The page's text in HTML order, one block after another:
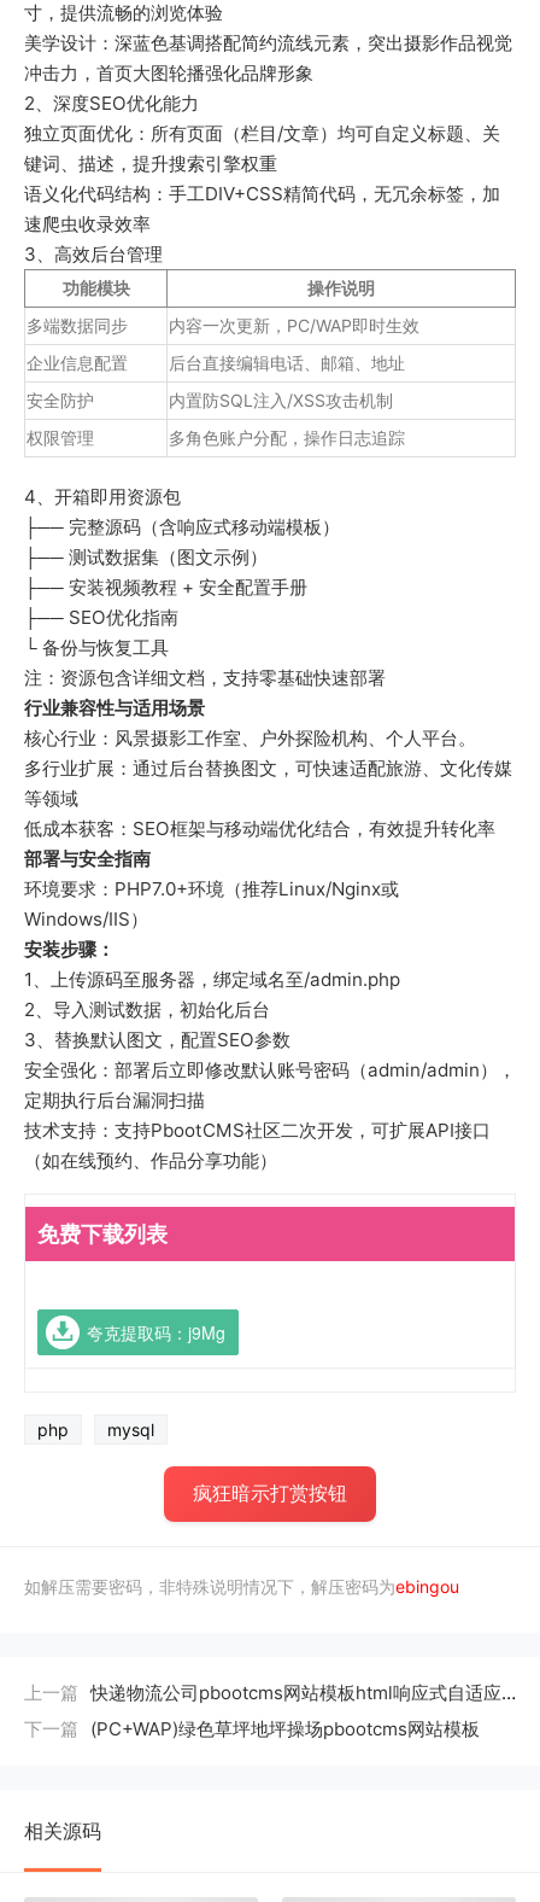
寸，提供流畅的浏览体验
美学设计：深蓝色基调搭配简约流线元素，突出摄影作品视觉
冲击力，首页大图轮播强化品牌形象
2、深度SEO优化能力
独立页面优化：所有页面（栏目/文章）均可自定义标题、关
键词、描述，提升搜索引擎权重
语义化代码结构：手工DIV+CSS精简代码，无冗余标签，加
速爬虫收录效率
3、高效后台管理
功能模块
操作说明
多端数据同步
内容一次更新，PC/WAP即时生效
企业信息配置
后台直接编辑电话、邮箱、地址
安全防护
内置防SQL注入/XSS攻击机制
权限管理
多角色账户分配，操作日志追踪
4、开箱即用资源包
├── 完整源码（含响应式移动端模板）
├── 测试数据集（图文示例）
├── 安装视频教程 + 安全配置手册
├── SEO优化指南
└ 备份与恢复工具
注：资源包含详细文档，支持零基础快速部署
行业兼容性与适用场景
核心行业：风景摄影工作室、户外探险机构、个人平台。
多行业扩展：通过后台替换图文，可快速适配旅游、文化传媒
等领域
低成本获客：SEO框架与移动端优化结合，有效提升转化率
部署与安全指南
环境要求：PHP7.0+环境（推荐Linux/Nginx或
Windows/IIS）
安装步骤：
1、上传源码至服务器，绑定域名至/admin.php
2、导入测试数据，初始化后台
3、替换默认图文，配置SEO参数
安全强化：部署后立即修改默认账号密码（admin/admin），
定期执行后台漏洞扫描
技术支持：支持PbootCMS社区二次开发，可扩展API接口
（如在线预约、作品分享功能）
免费下载列表
夸克提取码：j9Mg
php mysql
疯狂暗示打赏按钮
如解压需要密码，非特殊说明情况下，解压密码为ebingou
上一篇 快递物流公司pbootcms网站模板html响应式自适应源码下载
下一篇
(PC+WAP)绿色草坪地坪操场pbootcms网站模板
相关源码